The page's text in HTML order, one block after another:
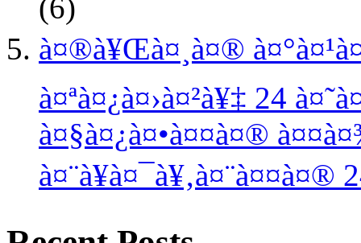
(6)
à¤®à¥Œà¤¸à¤®
à¤ªà¤¿à¤›à¤²à¥‡ 24
à¤§à¤¿à¤•à¤¤à¤®
à¤¨à¥à¤¯à¥‚à¤¨à¤¤à¤®